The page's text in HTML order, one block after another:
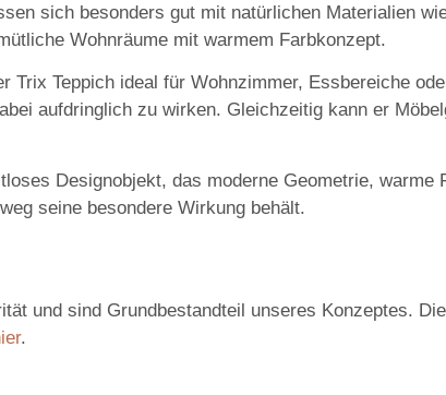
sich besonders gut mit natürlichen Materialien
Wohnräume mit warmem Farbkonzept.
Trix Teppich ideal für Wohnzimmer, Essbereiche
aufdringlich zu wirken. Gleichzeitig kann er
Designobjekt, das moderne Geometrie,
seine besondere Wirkung behält.
und sind Grundbestandteil unseres Konzeptes.
.